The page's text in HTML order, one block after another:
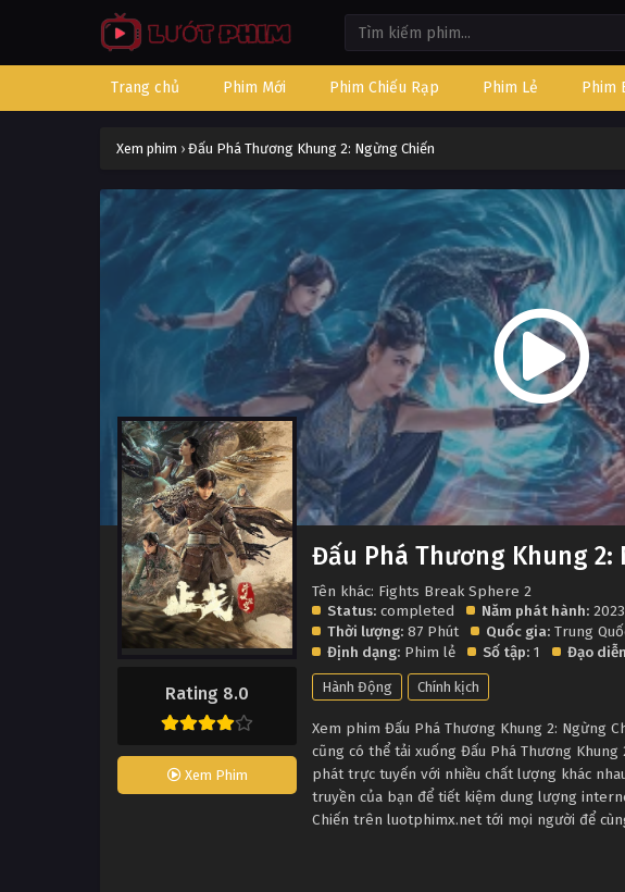
Trang chủ Phim Mới Phim Chiếu Rạp Phim Lẻ Phim
Xem phim › Đấu Phá Thương Khung 2: Ngừng Chiến
Rating 8.0
Xem Phim
Đấu Phá Thương Khung 2:
Tên khác: Fights Break Sphere 2
Status: completed Năm phát hành: 2023
Thời lượng: 87 Phút Quốc gia: Trung
Định dạng: Phim lẻ Số tập: 1 Đạo
Hành Động Chính kịch
Xem phim Đấu Phá Thương Khung 2: Ngừng
cũng có thể tải xuống Đấu Phá Thương
phát trực tuyến với nhiều chất lượng khác
truyền của bạn để tiết kiệm dung lượng
Chiến trên luotphimx.net tới mọi người để